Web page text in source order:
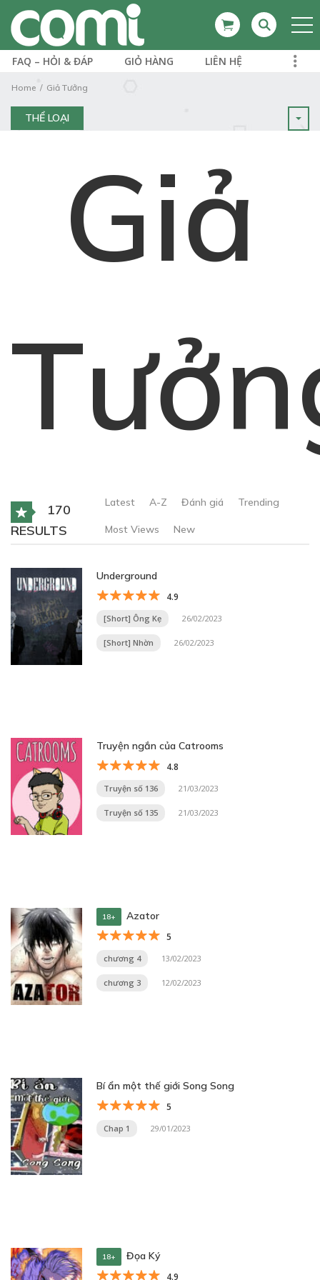
FAQ – HỎI & ĐÁP GIỎ HÀNG LIÊN HỆ
Home Giả Tưởng
THỂ LOẠI
Giả
170
RESULTS
Latest A-Z Đánh giá Trending
Most Views New
Underground
4.9
[Short] Ông Kẹ 26/02/2023
[Short] Nhờn 26/02/2023
Truyện ngắn của Catrooms
4.8
Truyện số 136 21/03/2023
Truyện số 135 21/03/2023
18+ Azator
5
chương 4 13/02/2023
chương 3 12/02/2023
Bí ẩn một thế giới Song Song
5
Chap 1 29/01/2023
18+ Đọa Ký
4.9